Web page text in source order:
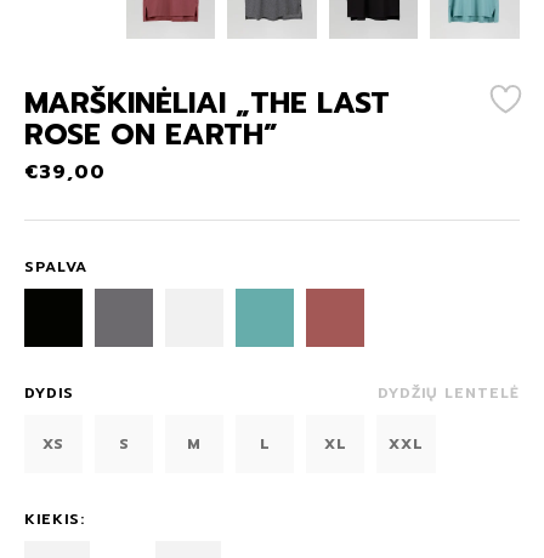
MARŠKINĖLIAI „THE LAST
ROSE ON EARTH”
€39,00
SPALVA
DYDIS DYDŽIŲ LENTELĖ
XS S M L XL XXL
KIEKIS: